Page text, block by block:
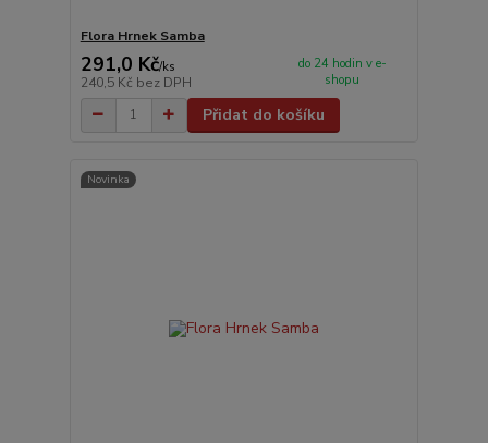
Flora Hrnek Samba
291,0 Kč/ks
240,5 Kč bez DPH
do 24 hodin v e-
shopu
Přidat do košíku
Novinka